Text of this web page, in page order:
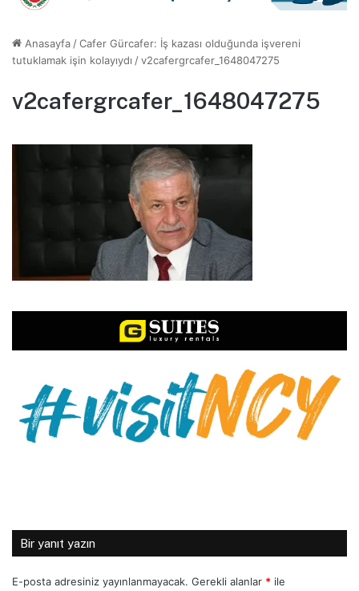
Anasayfa /Cafer Gürcafer: İş kazası olduğunda işvereni
tutuklamak işin kolayıydı /v2cafergrcafer_1648047275
v2cafergrcafer_1648047275
Bir yanıt yazın
E-posta adresiniz yayınlanmayacak. Gerekli alanlar * ile